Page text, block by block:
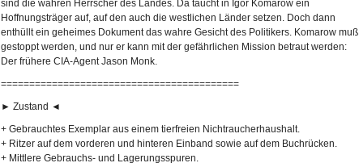
sind die wahren Herrscher des Landes. Da taucht in Igor Komarow ein
Hoffnungsträger auf, auf den auch die westlichen Länder setzen. Doch dann
enthüllt ein geheimes Dokument das wahre Gesicht des Politikers. Komarow muß
gestoppt werden, und nur er kann mit der gefährlichen Mission betraut werden:
Der frühere CIA-Agent Jason Monk.
==========================================
► Zustand ◄
+ Gebrauchtes Exemplar aus einem tierfreien Nichtraucherhaushalt.
+ Ritzer auf dem vorderen und hinteren Einband sowie auf dem Buchrücken.
+ Mittlere Gebrauchs- und Lagerungsspuren.